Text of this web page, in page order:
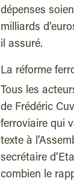
dépenses
milliards
il assuré.
La réforme
Tous les
de Frédéric
ferroviaire qui
texte à
secrétaire
combien le